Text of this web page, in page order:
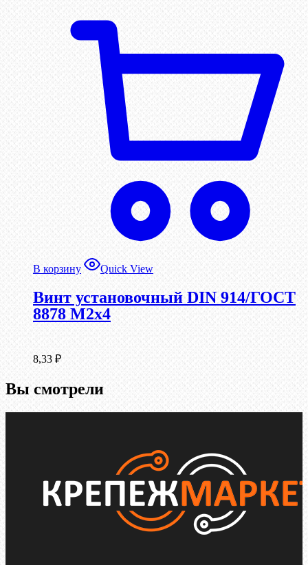
В корзину Quick View
Винт установочный DIN 914/ГОСТ
8878 M2x4
8,33 ₽
Вы смотрели